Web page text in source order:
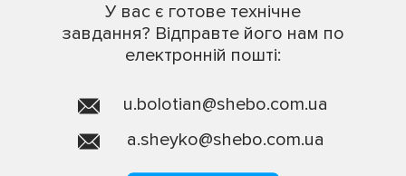
У вас є готове технічне
завдання? Відправте його нам по
електронній пошті:
u.bolotian@shebo.com.ua
a.sheyko@shebo.com.ua